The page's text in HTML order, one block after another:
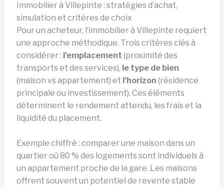
Immobilier à Villepinte : stratégies d’achat,
simulation et critères de choix
Pour un acheteur, l’immobilier à Villepinte requiert
une approche méthodique. Trois critères clés à
considérer : l’emplacement (proximité des
transports et des services), le type de bien
(maison vs appartement) et l’horizon (résidence
principale ou investissement). Ces éléments
déterminent le rendement attendu, les frais et la
liquidité du placement.
Exemple chiffré : comparer une maison dans un
quartier où 80 % des logements sont individuels à
un appartement proche de la gare. Les maisons
offrent souvent un potentiel de revente stable